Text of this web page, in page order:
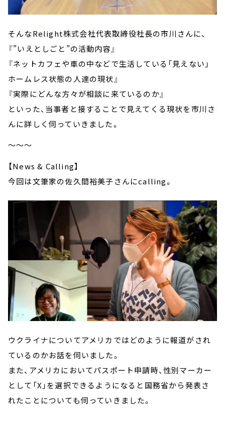
そんなRelight株式会社代表取締役社長の市川さんに、
『”いえとしごと”の活動内容』
『ネットカフェや車の中などで生活している「見えない」
ホームレス状態の人達の現状』
『実際にどんな方々が相談に来ているのか』
といった、当事者と接することで見えてくる現状を市川さ
んに詳しく伺っていきました。
～～～
【News & Calling】
今回は文筆家の佐久間裕美子さんにcalling。
ウクライナについてアメリカではどのように報道がされ
ているのかお話を伺いました。
また、アメリカにおいてパスポート申請時、性別マーカー
として「X」を選択できるようになると国務省から発表さ
れたことについても伺っていきました。